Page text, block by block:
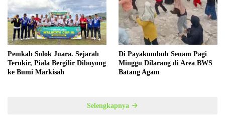
Pemkab Solok Juara. Sejarah
Terukir, Piala Bergilir Diboyong
ke Bumi Markisah
Di Payakumbuh Senam Pagi
Minggu Dilarang di Area BWS
Batang Agam
Selengkapnya